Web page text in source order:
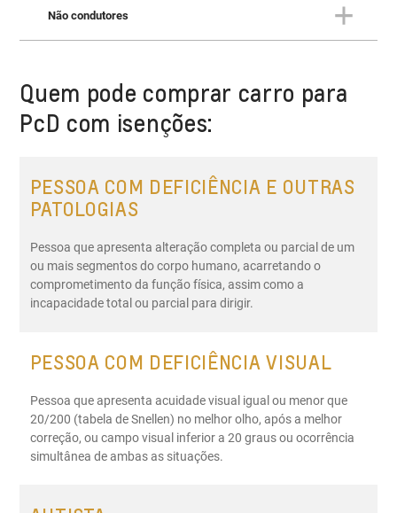
Não condutores
DEFICIÊNCIA estáincapacitado de conduzir o
veículo
, por um impendimento de sua própria
deficiência para a atividade. É necessário passar por
SUS ou clínica do DETRAN. O laudo médico definirá
deficiência e CID.
Quem pode comprar carro para
PcD com isenções:
PESSOA COM DEFICIÊNCIA E OUTRAS
PATOLOGIAS
Pessoa que apresenta alteração completa ou parcial de um
ou mais segmentos do corpo humano, acarretando o
comprometimento da função física, assim como a
incapacidade total ou parcial para dirigir.
PESSOA COM DEFICIÊNCIA VISUAL
Pessoa que apresenta acuidade visual igual ou menor que
20/200 (tabela de Snellen) no melhor olho, após a melhor
correção, ou campo visual inferior a 20 graus ou ocorrência
simultânea de ambas as situações.